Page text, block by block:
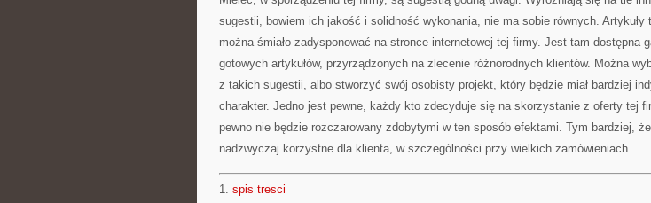
sugestii, bowiem ich jakość i solidność wykonania, nie ma sobie równych. Artykuły
można śmiało zadysponować na stronce internetowej tej firmy. Jest tam dostępna
gotowych artykułów, przyrządzonych na zlecenie różnorodnych klientów. Można
z takich sugestii, albo stworzyć swój osobisty projekt, który będzie miał bardziej
charakter. Jedno jest pewne, każdy kto zdecyduje się na skorzystanie z oferty tej
pewno nie będzie rozczarowany zdobytymi w ten sposób efektami. Tym bardziej,
nadzwyczaj korzystne dla klienta, w szczególności przy wielkich zamówieniach.
1. spis tresci